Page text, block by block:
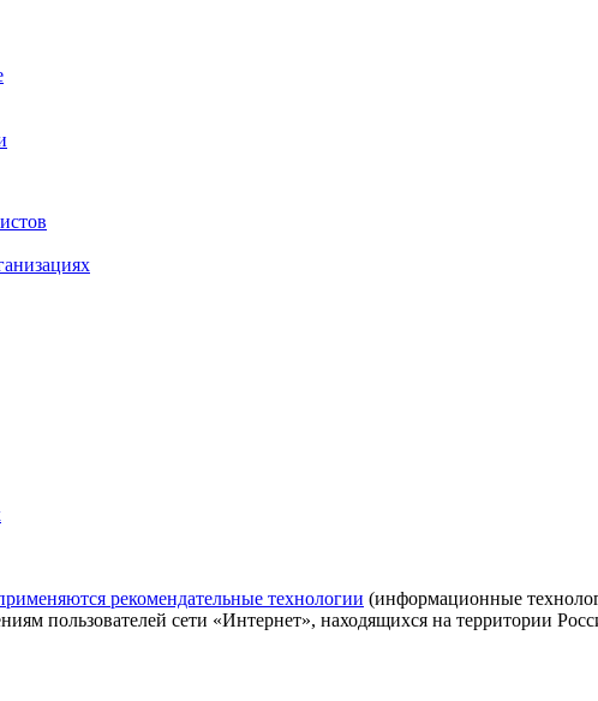
рекомендательные технологии (информационные
пользователей сети «Интернет», находящихся на территории